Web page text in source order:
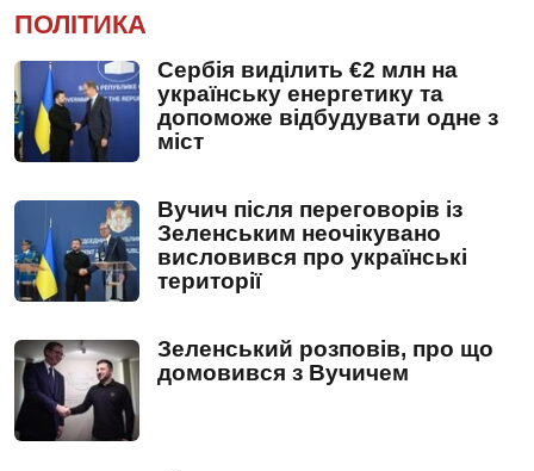
ПОЛІТИКА
Сербія виділить €2 млн на
українську енергетику та
допоможе відбудувати одне з
міст
Вучич після переговорів із
Зеленським неочікувано
висловився про українські
території
Зеленський розповів, про що
домовився з Вучичем